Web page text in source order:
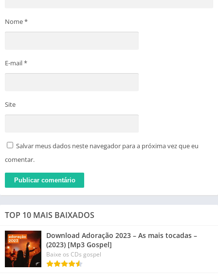
Nome*
E-mail*
Site
Salvar meus dados neste navegador para a próxima vez que eu
comentar.
TOP 10 MAIS BAIXADOS
Download Adoração 2023 – As mais tocadas –
(2023) [Mp3 Gospel]
Baixe os CDs gospel